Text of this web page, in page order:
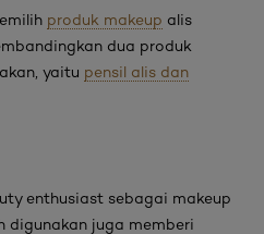
produk makeup alis
dua produk
yaitu pensil alis dan
enthusiast sebagai makeup
digunakan juga memberi